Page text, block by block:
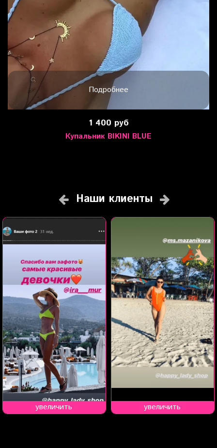
Подробнее
1 400 руб
Купальник BIKINI BLUE
Наши клиенты
увеличить увеличить